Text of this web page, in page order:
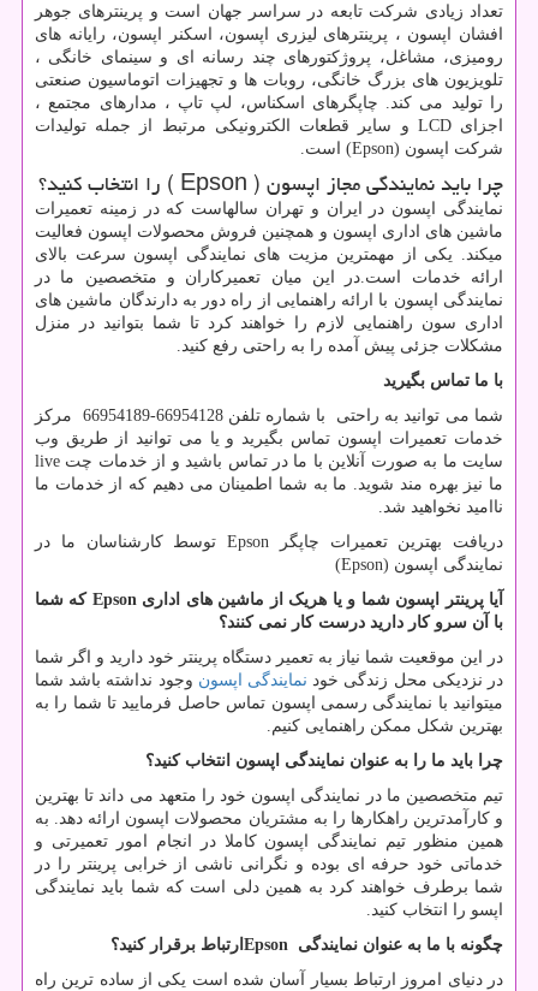
تعداد زیادی شرکت تابعه در سراسر جهان است و پرینترهای جوهر
افشان اپسون ، پرینترهای لیزری اپسون، اسکنر اپسون، رایانه های
رومیزی، مشاغل، پروژکتورهای چند رسانه ای و سینمای خانگی ،
تلویزیون های بزرگ خانگی، روبات ها و تجهیزات اتوماسیون صنعتی
را تولید می کند. چاپگرهای اسکناس، لپ تاپ ، مدارهای مجتمع ،
اجزایLCD و سایر قطعات الکترونیکی مرتبط از جمله تولیدات
شرکت اپسون (Epson) است.
چرا باید نمایندگی مجاز اپسون (Epson ) را انتخاب کنید؟
نمایندگی اپسون در ایران و تهران سالهاست که در زمینه تعمیرات
ماشین های اداری اپسون و همچنین فروش محصولات اپسون فعالیت
میکند. یکی از مهمترین مزیت های نمایندگی اپسون سرعت بالای
ارائه خدمات است.در این میان تعمیرکاران و متخصصین ما در
نمایندگی اپسون با ارائه راهنمایی از راه دور به دارندگان ماشین های
اداری سون راهنمایی لازم را خواهند کرد تا شما بتوانید در منزل
مشکلات جزئی پیش آمده را به راحتی رفع کنید.
با ما تماس بگیرید
شما می توانید به راحتی با شماره تلفن 66954128-66954189 مرکز
خدمات تعمیرات اپسون تماس بگیرید و یا می توانید از طریق وب
سایت ما به صورت آنلاین با ما در تماس باشید و از خدمات چت live
ما نیز بهره مند شوید. ما به شما اطمینان می دهیم که از خدمات ما
ناامید نخواهید شد.
دریافت بهترین تعمیرات چاپگر Epson توسط کارشناسان ما در
نمایندگی اپسون (Epson
)
آیا پرینتر اپسون شما و یا هریک از ماشین های اداری Epson که شما
با آن سرو کار دارید درست کار نمی کنند؟
در این موقعیت شما نیاز به تعمیر دستگاه پرینتر خود دارید و اگر شما
در نزدیکی محل زندگی خود نمایندگی اپسون وجود نداشته باشد شما
میتوانید با نمایندگی رسمی اپسون تماس حاصل فرمایید تا شما را به
بهترین شکل ممکن راهنمایی کنیم.
چرا باید ما را به عنوان نمایندگی اپسون انتخاب کنید؟
تیم متخصصین ما در نمایندگی اپسون خود را متعهد می داند تا بهترین
و کارآمدترین راهکارها را به مشتریان محصولات اپسون ارائه دهد. به
همین منظور تیم نمایندگی اپسون کاملا در انجام امور تعمیرتی و
خدماتی خود حرفه ای بوده و نگرانی ناشی از خرابی پرینتر را در
شما برطرف خواهند کرد به همین دلی است که شما باید نمایندگی
اپسو را انتخاب کنید.
چگونه با ما به عنوان نمایندگی Epson ارتباط برقرار کنید؟
در دنیای امروز ارتباط بسیار آسان شده است یکی از ساده ترین راه